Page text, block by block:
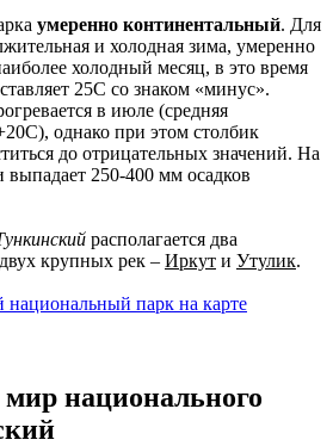
умеренно континентальный. Для
и холодная зима, умеренно
холодный месяц, в это время
25С со знаком «минус».
в июле (средняя
однако при этом столбик
до отрицательных значений. На
выпадает 250-400 мм осадков
располагается два
крупных рек – Иркут и Утулик.
национального